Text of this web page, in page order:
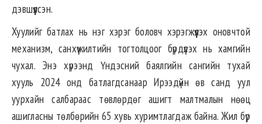
дэвшүүлсэн.
Хуулийг батлах нь нэг хэрэг боловч хэрэгжүүлэх оновчтой
механизм, санхүүжилтийн тогтолцоог бүрдүүлэх нь хамгийн
чухал. Энэ хүрээнд Үндэсний баялгийн сангийн тухай
хууль 2024 онд батлагдсанаар Ирээдүйн өв санд уул
уурхайн салбараас төвлөрдөг ашигт малтмалын нөөц
ашигласны төлбөрийн 65 хувь хуримтлагдаж байна. Жил бүр